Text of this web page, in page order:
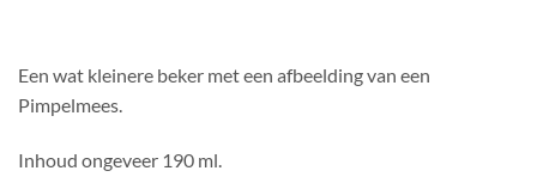
Een wat kleinere beker met een afbeelding van een
Pimpelmees.
Inhoud ongeveer 190 ml.